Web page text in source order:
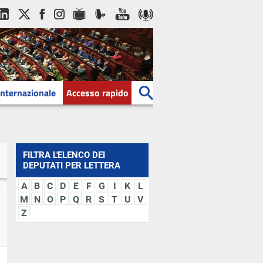
Accesso rapido
FILTRA L'ELENCO DEI
DEPUTATI PER LETTERA
A B C D E F G I K
L
M
N O P Q R S T U
V
Z